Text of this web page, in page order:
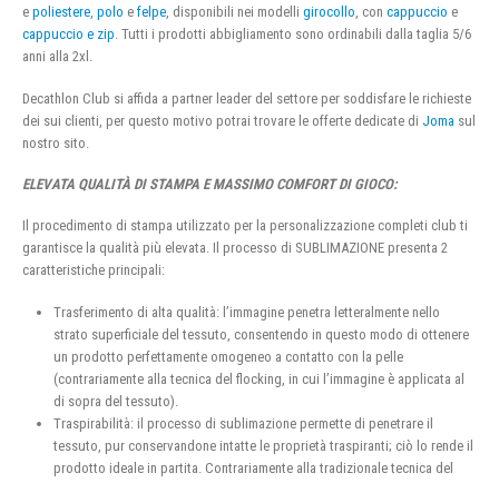
e poliestere, polo e felpe, disponibili nei modelli girocollo, con cappuccio e
cappuccio e zip. Tutti i prodotti abbigliamento sono ordinabili dalla taglia 5/6
anni alla 2xl.
Decathlon Club si affida a partner leader del settore per soddisfare le richieste
dei sui clienti, per questo motivo potrai trovare le offerte dedicate di Joma sul
nostro sito.
ELEVATA QUALITÀ DI STAMPA E MASSIMO COMFORT DI GIOCO:
Il procedimento di stampa utilizzato per la personalizzazione completi club ti
garantisce la qualità più elevata. Il processo di SUBLIMAZIONE presenta 2
caratteristiche principali:
Trasferimento di alta qualità: l’immagine penetra letteralmente nello
strato superficiale del tessuto, consentendo in questo modo di ottenere
un prodotto perfettamente omogeneo a contatto con la pelle
(contrariamente alla tecnica del flocking, in cui l’immagine è applicata al
di sopra del tessuto).
Traspirabilità: il processo di sublimazione permette di penetrare il
tessuto, pur conservandone intatte le proprietà traspiranti; ciò lo rende il
prodotto ideale in partita. Contrariamente alla tradizionale tecnica del